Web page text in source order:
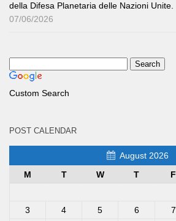
della Difesa Planetaria delle Nazioni Unite.
07/06/2026
Custom Search
POST CALENDAR
August 2026
M
T W T F
3
4 5 6 7